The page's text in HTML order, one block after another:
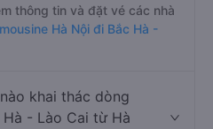
thông tin và đặt vé các nhà
Hà Nội đi Bắc Hà -
khai thác dòng
- Lào Cai từ Hà